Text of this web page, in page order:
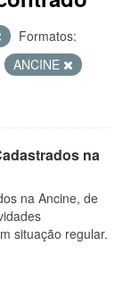
Formatos:
ANCINE
na
na Ancine, de
situação regular.